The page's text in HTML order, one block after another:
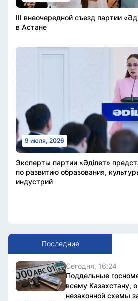
III внеочередной съезд партии
в Астане
9 июля, 2026
Эксперты партии «Әділет»
по развитию образования,
индустрий
Последние
Сегодня, 16:24
Поддельные
всему Казахстану,
незаконной схемы